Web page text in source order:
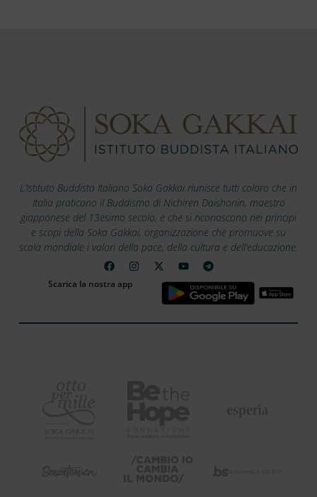
L’Istituto Buddista Italiano Soka Gakkai riunisce tutti coloro che in
Italia praticano il Buddismo di Nichiren Daishonin, maestro
giapponese del 13esimo secolo, e che si riconoscono nei principi
e scopi della Soka Gakkai, organizzazione che promuove su
scala mondiale i valori della pace, della cultura e dell’educazione.
Scarica la nostra app